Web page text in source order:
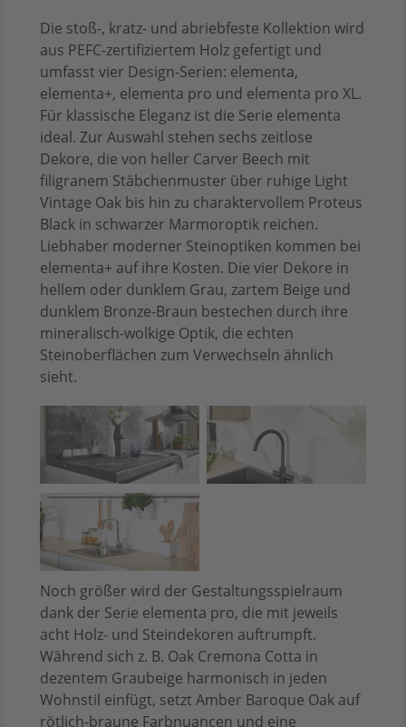
Die stoß-, kratz- und abriebfeste Kollektion wird
aus PEFC-zertifiziertem Holz gefertigt und
umfasst vier Design-Serien: elementa,
elementa+, elementa pro und elementa pro XL.
Für klassische Eleganz ist die Serie elementa
ideal. Zur Auswahl stehen sechs zeitlose
Dekore, die von heller Carver Beech mit
filigranem Stäbchenmuster über ruhige Light
Vintage Oak bis hin zu charaktervollem Proteus
Black in schwarzer Marmoroptik reichen.
Liebhaber moderner Steinoptiken kommen bei
elementa+ auf ihre Kosten. Die vier Dekore in
hellem oder dunklem Grau, zartem Beige und
dunklem Bronze-Braun bestechen durch ihre
mineralisch-wolkige Optik, die echten
Steinoberflächen zum Verwechseln ähnlich
sieht.
Noch größer wird der Gestaltungsspielraum
dank der Serie elementa pro, die mit jeweils
acht Holz- und Steindekoren auftrumpft.
Während sich z. B. Oak Cremona Cotta in
dezentem Graubeige harmonisch in jeden
Wohnstil einfügt, setzt Amber Baroque Oak auf
rötlich-braune Farbnuancen und eine